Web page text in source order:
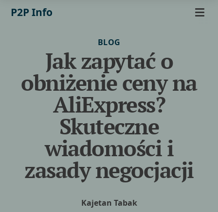
P2P Info
BLOG
Jak zapytać o
obniżenie ceny na
AliExpress?
Skuteczne
wiadomości i
zasady negocjacji
Kajetan Tabak